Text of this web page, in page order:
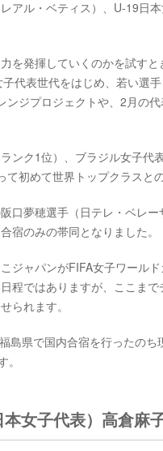
アル・ベティス）、U-19日
を発揮していくのかを試す
代表世代をはじめ、若い選
ンジプロジェクトや、2月の
ンク1位）、ブラジル女子
初めて世界トップクラスと
口夢穂選手（日テレ・ベレ
宿のみの帯同となりました。
ジャパンがFIFA女子ワール
程ではありますが、ここま
られます。
島県で国内合宿を行ったの
女子代表）高倉麻